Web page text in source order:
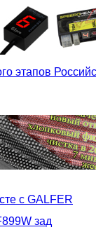
этапов
с GALFER
зад